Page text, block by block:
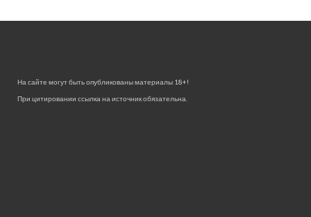
На сайте могут быть опубликованы материалы 18+!
При цитировании ссылка на источник обязательна.